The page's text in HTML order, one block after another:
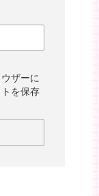
ザーに
を保存